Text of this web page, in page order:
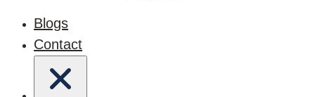
Blogs
Contact